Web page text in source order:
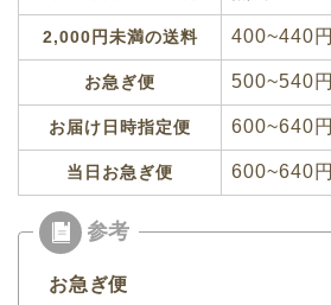
2,000円未満の送料 400~440円
お急ぎ便 500~540円
お届け日時指定便 600~640円
当日お急ぎ便 600~640円
お急ぎ便